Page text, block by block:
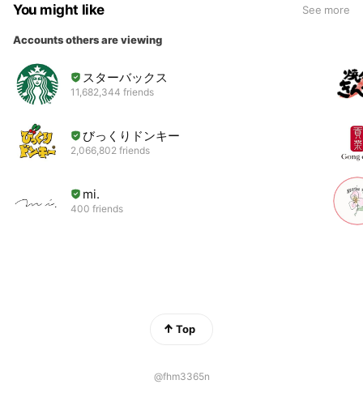
You might like See more
Accounts others are viewing
スターバックス
11,682,344 friends
びっくりドンキー
2,066,802 friends
mi.
400 friends
Top
@fhm3365n